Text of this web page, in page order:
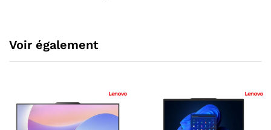
Voir également